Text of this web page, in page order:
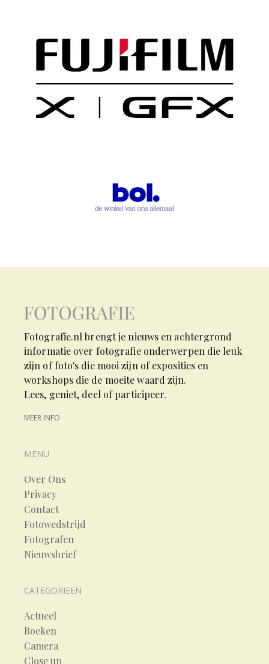
Fotografie.nl brengt je nieuws en achtergrond
informatie over fotografie onderwerpen die leuk
zijn of foto's die mooi zijn of exposities en
workshops die de moeite waard zijn.
Lees, geniet, deel of participeer.
MEER INFO
MENU
Over Ons
Privacy
Contact
Fotowedstrijd
Fotografen
Nieuwsbrief
CATEGORIEEN
Actueel
Boeken
Camera
Close up